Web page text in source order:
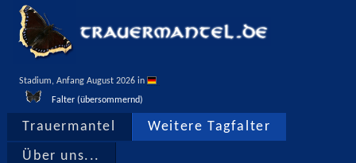
Stadium, Anfang August 2026 in
Falter (übersommernd)
Trauermantel Weitere Tagfalter
Über uns...